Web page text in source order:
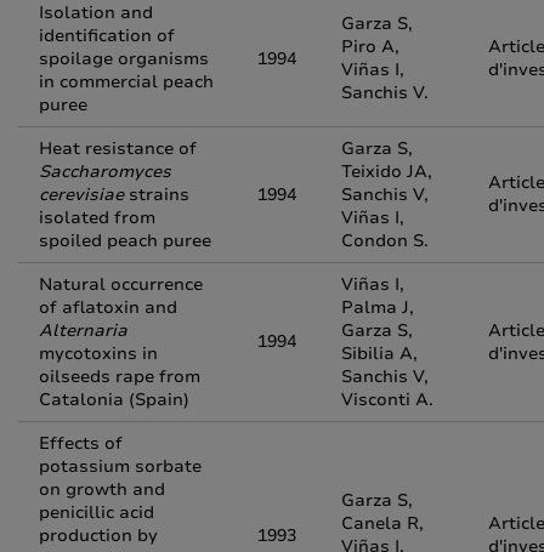
Isolation and
identification of
spoilage organisms
in commercial peach
puree
1994
Garza S,
Piro A,
Viñas I,
Sanchis V.
Article
Heat resistance of
Saccharomyces
cerevisiae strains
isolated from
spoiled peach puree
1994
Garza S,
Teixido JA,
Sanchis V,
Viñas I,
Condon S.
Article
Natural occurrence
of aflatoxin and
Alternaria
mycotoxins in
oilseeds rape from
Catalonia (Spain)
1994
Viñas I,
Palma J,
Garza S,
Sibilia A,
Sanchis V,
Visconti A.
Article
Effects of
potassium sorbate
on growth and
penicillic acid
production by
1993
Garza S,
Canela R,
Viñas I,
Article